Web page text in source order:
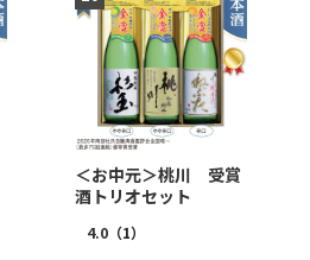
＜お中元＞桃川 受賞
酒トリオセット
4.0 （1）